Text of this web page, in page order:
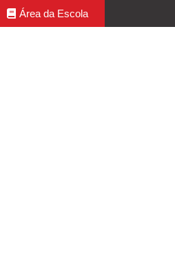
Área da Escola